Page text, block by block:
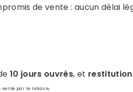
de vente : aucun délai
10 jours ouvrés, et
vente par le notaire,